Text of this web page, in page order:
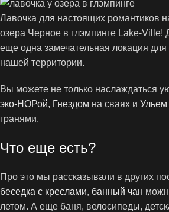
Лавочка для настоящих романтиков
озера Черное в глэмпинге Lake-Ville!
еще одна замечательная локация
нашей территории.
Вы можете не только наслаждаться
эко-НОРой, Гнездом на сваях и Ульем
гранями.
Что еще есть?
Про это мы рассказывали в других
беседка с креслами, банный чан
летом. А еще баня, велосипеды,